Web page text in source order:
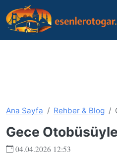
Ana Sayfa Rehber & Blog
Gece
04.04.2026 12:53